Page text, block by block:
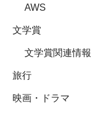
AWS
文学賞
文学賞関連情報
旅行
映画・ドラマ